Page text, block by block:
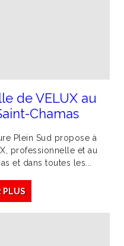
de VELUX au
Chamas
Plein Sud propose à
professionnelle et au
et dans toutes les...
PLUS